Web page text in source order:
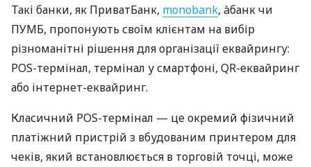
Такі банки, як ПриватБанк, monobank, àбанк чи
ПУМБ, пропонують своїм клієнтам на вибір
різноманітні рішення для організації еквайрингу:
POS-термінал, термінал у смартфоні, QR-еквайринг
або інтернет-еквайринг.
Класичний POS-термінал — це окремий фізичний
платіжний пристрій з вбудованим принтером для
чеків, який встановлюється в торговій точці, може